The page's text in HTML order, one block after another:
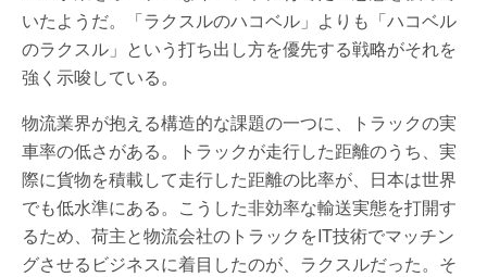
いたようだ。「ラクスルのハコベル」よりも「ハコベル
のラクスル」という打ち出し方を優先する戦略がそれを
強く示唆している。
物流業界が抱える構造的な課題の一つに、トラックの実
車率の低さがある。トラックが走行した距離のうち、実
際に貨物を積載して走行した距離の比率が、日本は世界
でも低水準にある。こうした非効率な輸送実態を打開す
るため、荷主と物流会社のトラックをIT技術でマッチン
グさせるビジネスに着目したのが、ラクスルだった。そ